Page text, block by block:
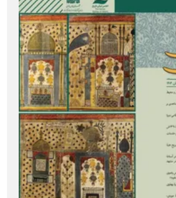
عارفانهٔ مولانا در نشست «عصر طنز» مشهد